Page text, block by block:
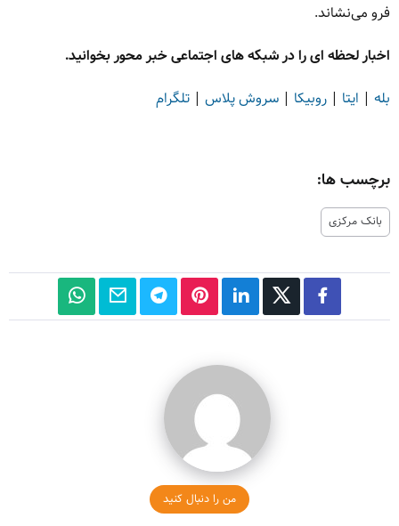
فرو می‌نشاند.
اخبار لحظه ای را در شبکه های اجتماعی خبر محور بخوانید.
بله | ایتا | روبیکا | سروش پلاس | تلگرام
برچسب ها:
بانک مرکزی
من را دنبال کنید